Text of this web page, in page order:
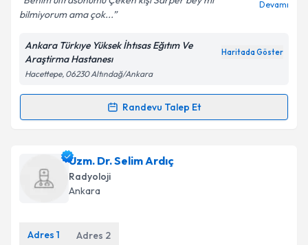
Kişisel verilerimin işlenmesine ilişkin
Aydınlatma
Metni'ni okudum ve kişisel verilerimin belirtilen
kapsamda işlenmesini kabul ediyorum.
Takvim Talebini Gönder
bilmiyorum ama çok...
Devamı
Ankara Türkıye Yüksek İhtısas Eğıtım Ve
Araştirma Hastanesı
Haritada Göster
Hacettepe, 06230 Altındağ/Ankara
Randevu Talep Et
Randevu Takvimi Talebi
Dr. Rıza Sarper Ökteniçin randevu takvimi talebi
oluşturun. Size bu uzmandan randevu almanız için bir
takvim hazırlandığında e-posta ile bilgilendireceğiz.
Uzm. Dr. Selim Ardıç
Radyoloji
Ankara
Adres 1 Adres 2